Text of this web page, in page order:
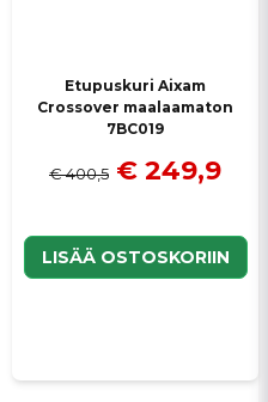
Etupuskuri Aixam
Crossover maalaamaton
7BC019
€ 400,5 € 249,9
LISÄÄ OSTOSKORIIN